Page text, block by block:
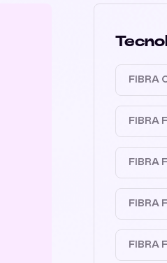
FIBRA
FIBRA
FIBRA
FIBRA
FIBRA